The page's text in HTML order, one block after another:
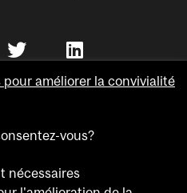
améliorer la convivialité
vous?
nécessaires